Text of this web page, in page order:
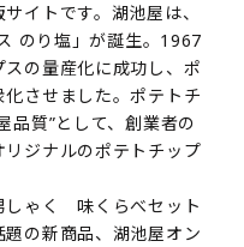
イトです。湖池屋は、
のり塩」が誕生。1967
の量産化に成功し、ポ
させました。ポテトチ
品質”として、創業者の
ジナルのポテトチップ
しゃく 味くらべセット
の新商品、湖池屋オン